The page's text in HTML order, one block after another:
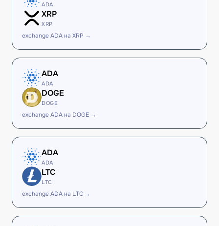
ADA
XRP
XRP
exchange ADA на XRP →
ADA
ADA
DOGE
DOGE
exchange ADA на DOGE →
ADA
ADA
LTC
LTC
exchange ADA на LTC →